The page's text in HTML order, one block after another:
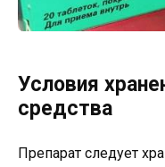
Условия
средства
Препарат следует